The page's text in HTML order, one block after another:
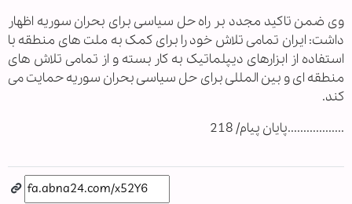
وی ضمن تاکید مجدد بر راه حل سیاسی برای بحران سوریه اظهار
داشت: ایران تمامی تلاش خود را برای کمک به ملت های منطقه با
استفاده از ابزارهای دیپلماتیک به کار بسته و از تمامی تلاش های
منطقه ای و بین المللی برای حل سیاسی بحران سوریه حمایت می
کند.
..................پایان پیام/ 218